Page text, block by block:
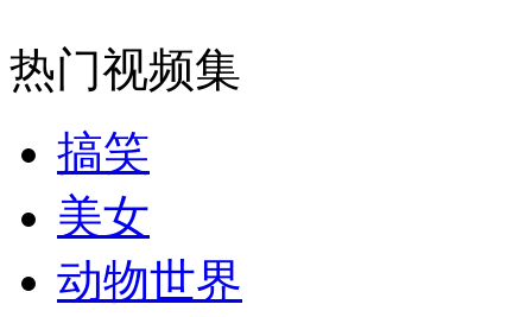
消防员救轻生者 花炮节热闹非凡
司机酒驾遇交警 急速倒车逃窜
热门视频集
搞笑
美女
动物世界